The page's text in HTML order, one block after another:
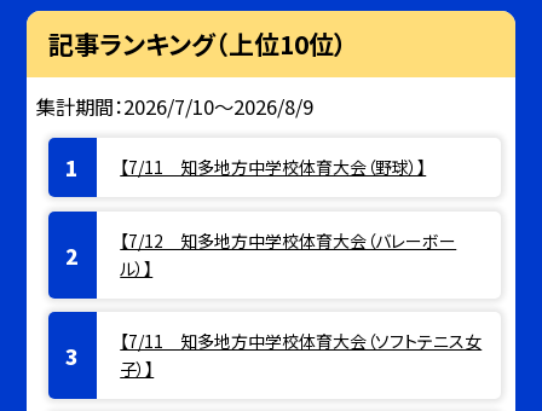
記事ランキング（上位10位）
集計期間：2026/7/10～2026/8/9
【7/11 知多地方中学校体育大会（野球）】
【7/12 知多地方中学校体育大会（バレーボー
ル）】
【7/11 知多地方中学校体育大会（ソフトテニス女
子）】